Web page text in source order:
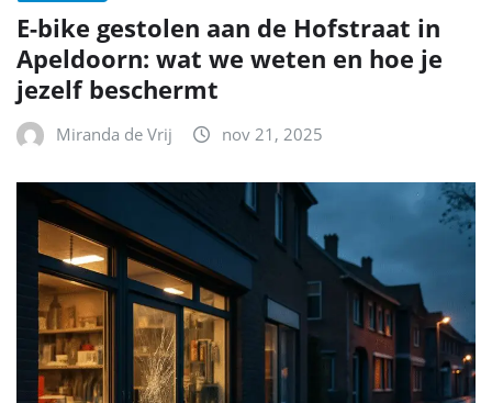
E-bike gestolen aan de Hofstraat in
Apeldoorn: wat we weten en hoe je
jezelf beschermt
Miranda de Vrij nov 21, 2025